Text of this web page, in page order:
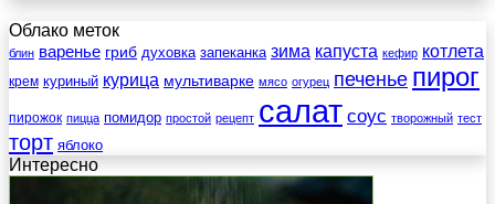
Облако меток
блин варенье гриб духовка запеканка зима капуста кефир котлета
крем куриный курица мультиварке мясо огурец печенье пирог
пирожок пицца помидор простой рецепт салат соус творожный тест
торт яблоко
Интересно